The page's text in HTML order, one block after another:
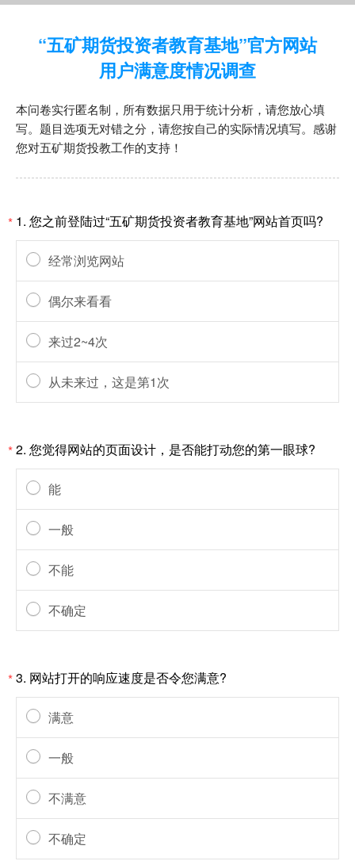
“五矿期货投资者教育基地”官方网站
用户满意度情况调查
本问卷实行匿名制，所有数据只用于统计分析，请您放心填
写。题目选项无对错之分，请您按自己的实际情况填写。感谢
您对五矿期货投教工作的支持！
* 1. 您之前登陆过“五矿期货投资者教育基地”网站首页吗?
经常浏览网站
偶尔来看看
来过2~4次
从未来过，这是第1次
*2. 您觉得网站的页面设计，是否能打动您的第一眼球?
能
一般
不能
不确定
*3. 网站打开的响应速度是否令您满意?
满意
一般
不满意
不确定